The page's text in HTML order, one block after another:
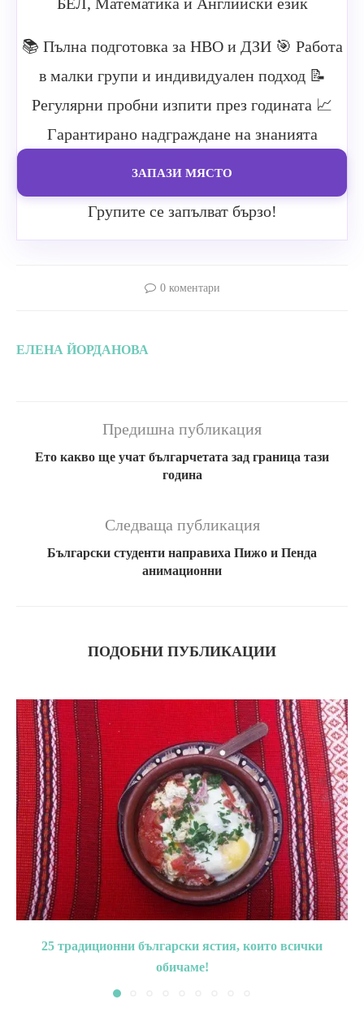
📚 Пълна подготовка за НВО и ДЗИ 🎯 Работа
в малки групи и индивидуален подход 📝
Регулярни пробни изпити през годината 📈
Гарантирано надграждане на знанията
ЗАПАЗИ МЯСТО
Групите се запълват бързо!
0 коментари
ЕЛЕНА ЙОРДАНОВА
Предишна публикация
Ето какво ще учат българчетата зад граница тази
година
Следваща публикация
Български студенти направиха Пижо и Пенда
анимационни
ПОДОБНИ ПУБЛИКАЦИИ
25 традиционни български ястия, които всички
обичаме!